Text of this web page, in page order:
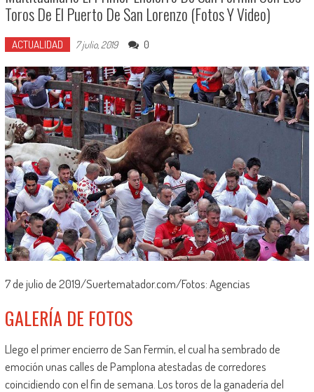
Toros De El Puerto De San Lorenzo (Fotos Y Video)
ACTUALIDAD 7 julio, 2019 0
7 de julio de 2019/Suertematador.com/Fotos: Agencias
GALERÍA DE FOTOS
Llego el primer encierro de San Fermín, el cual ha sembrado de
emoción unas calles de Pamplona atestadas de corredores
coincidiendo con el fin de semana. Los toros de la ganadería del